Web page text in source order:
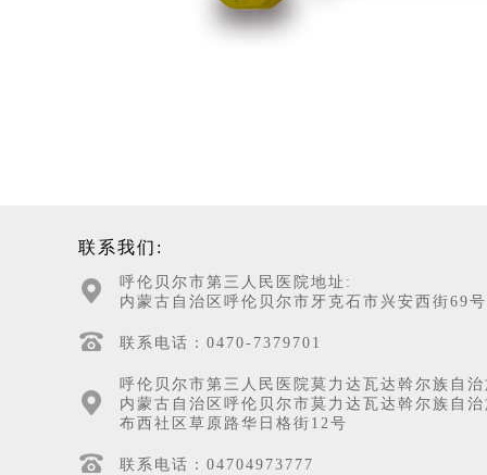
联系我们:
呼伦贝尔市第三人民医院地址:
内蒙古自治区呼伦贝尔市牙克石市兴安西街69号
联系电话：0470-7379701
呼伦贝尔市第三人民医院莫力达瓦达斡尔族自
内蒙古自治区呼伦贝尔市莫力达瓦达斡尔族自
布西社区草原路华日格街12号
联系电话：04704973777